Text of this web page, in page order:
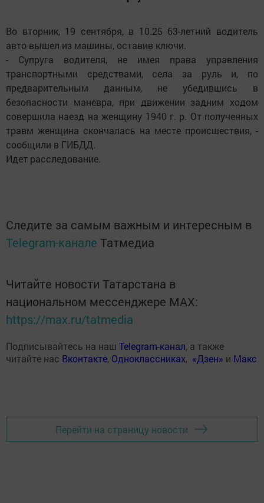
Во вторник, 19 сентября, в 10.25 63-летний водитель
авто вышел из машины, оставив ключи.
- Супруга водителя, не имея права управления
транспортными средствами, села за руль и, по
предварительным данным, не убедившись в
безопасности маневра, при движении задним ходом
совершила наезд на женщину 1940 г. р. От полученных
травм женщина скончалась на месте происшествия, -
сообщили в ГИБДД.
Идет расследование.
Следите за самым важным и интересным в
Telegram-канале Татмедиа
Читайте новости Татарстана в
национальном мессенджере MАХ:
https://max.ru/tatmedia
Подписывайтесь на наш Telegram-канал, а также
читайте нас Вконтакте, Одноклассниках, «Дзен» и Макс
Перейти на страницу новости